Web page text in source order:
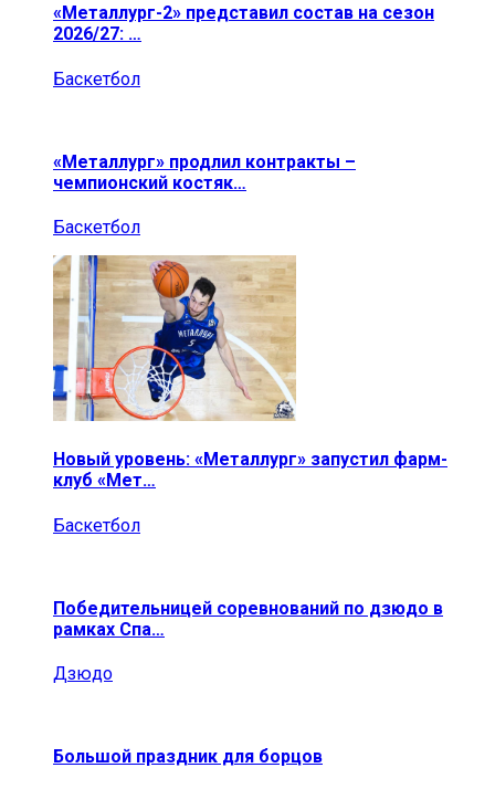
«Металлург-2» представил состав на сезон
2026/27: …
Баскетбол
«Металлург» продлил контракты –
чемпионский костяк…
Баскетбол
Новый уровень: «Металлург» запустил фарм-
клуб «Мет…
Баскетбол
Победительницей соревнований по дзюдо в
рамках Спа…
Дзюдо
Большой праздник для борцов